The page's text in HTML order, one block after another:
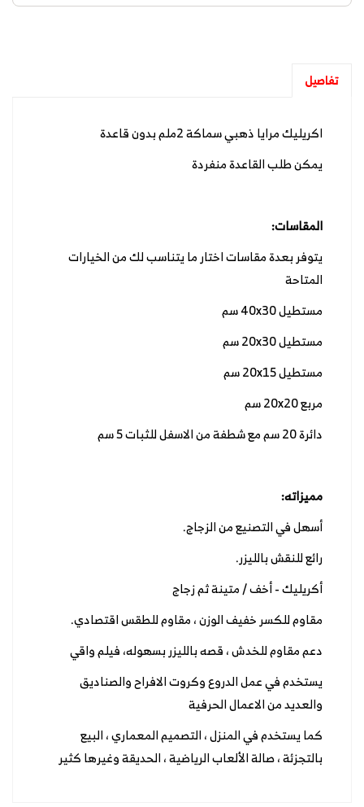
تفاصيل
اكريليك مرايا ذهبي سماكة 2ملم بدون قاعدة
يمكن طلب القاعدة منفردة
المقاسات:
يتوفر بعدة مقاسات اختار ما يتناسب لك من الخيارات
المتاحة
مستطيل 40x30 سم
مستطيل 20x30 سم
مستطيل 20x15 سم
مربع 20x20 سم
دائرة 20 سم مع شطفة من الاسفل للثبات 5 سم
مميزاته:
أسهل في التصنيع من الزجاج.
رائع للنقش بالليزر.
أكريليك - أخف / متينة ثم زجاج
مقاوم للكسر خفيف الوزن ، مقاوم للطقس اقتصادي.
دعم مقاوم للخدش ، قصه بالليزر بسهوله، فيلم واقي
يستخدم في عمل الدروع وكروت الافراح والصناديق
والعديد من الاعمال الحرفية
كما يستخدم في المنزل ، التصميم المعماري ، البيع
بالتجزئة ، صالة الألعاب الرياضية ، الحديقة وغيرها كثير